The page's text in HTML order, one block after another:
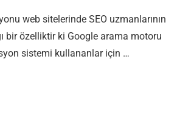
web sitelerinde SEO uzmanlarının
bir özelliktir ki Google arama motoru
sistemi kullananlar için …